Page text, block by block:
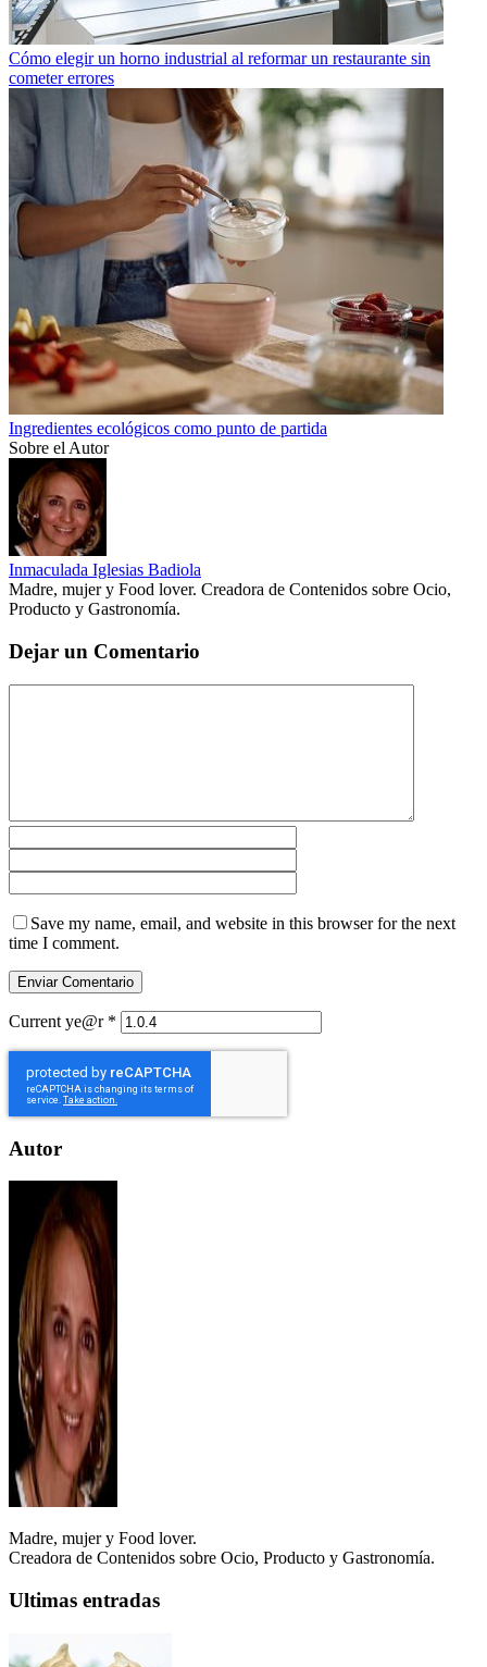
Cómo elegir un horno industrial al reformar un restaurante sin
cometer errores
Ingredientes ecológicos como punto de partida
Sobre el Autor
Inmaculada Iglesias Badiola
Madre, mujer y Food lover. Creadora de Contenidos sobre Ocio,
Producto y Gastronomía.
Dejar un Comentario
Save my name, email, and website in this browser for the next
time I comment.
Current ye@r *
Autor
Madre, mujer y Food lover.
Creadora de Contenidos sobre Ocio, Producto y Gastronomía.
Ultimas entradas